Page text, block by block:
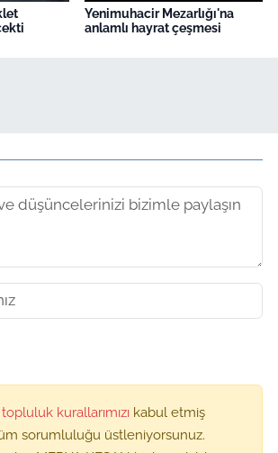
Yenimuhacir Mezarlığı'na
anlamlı hayrat çeşmesi
topluluk kurallarımızı kabul etmiş
sorumluluğu üstleniyorsunuz.